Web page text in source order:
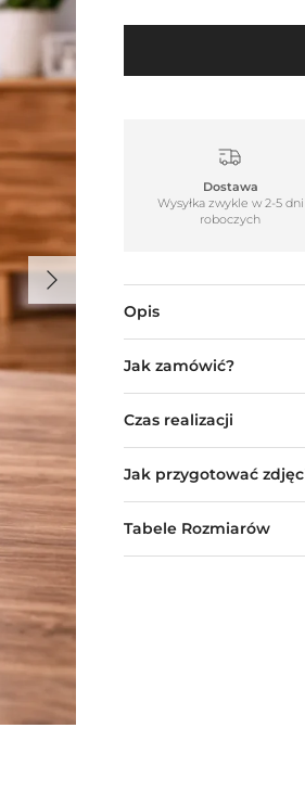
Następny
Dostawa
Wysyłka zwykle w 2-5 dni
roboczych
Opis
Jak zamówić?
Czas realizacji
Jak przygotować
Tabele Rozmiarów